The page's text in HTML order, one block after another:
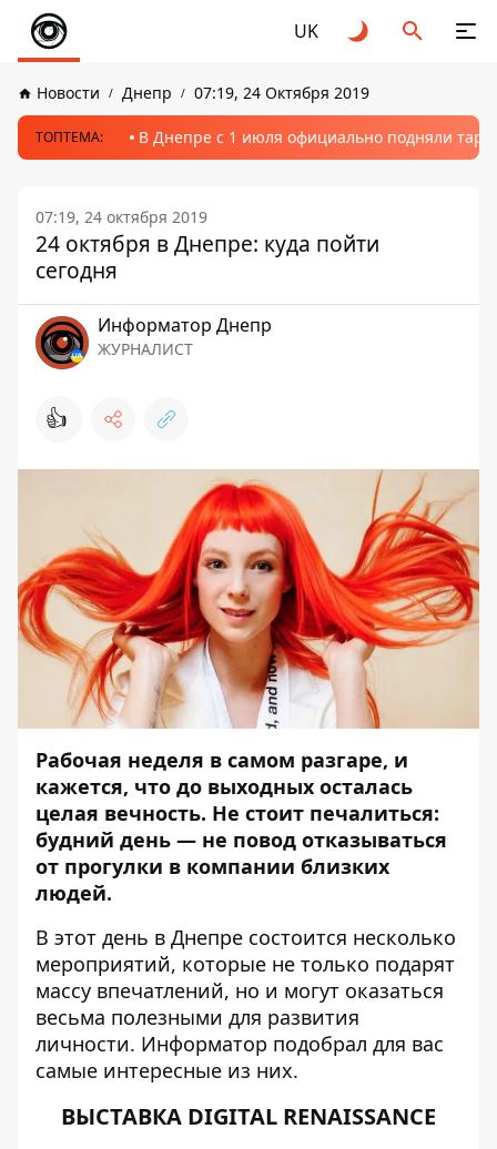
UK
Новости Днепр 07:19, 24 Октября 2019
ТОПТЕМА: В Днепре с 1 июля официально подняли
07:19, 24 октября 2019
24 октября в Днепре: куда пойти
сегодня
Информатор Днепр
ЖУРНАЛИСТ
👍
Рабочая неделя в самом разгаре, и
кажется, что до выходных осталась
целая вечность. Не стоит печалиться:
будний день — не повод отказываться
от прогулки в компании близких
людей.
В этот день в Днепре состоится несколько
мероприятий, которые не только подарят
массу впечатлений, но и могут оказаться
весьма полезными для развития
личности. Информатор подобрал для вас
самые интересные из них.
ВЫСТАВКА DIGITAL RENAISSANCE